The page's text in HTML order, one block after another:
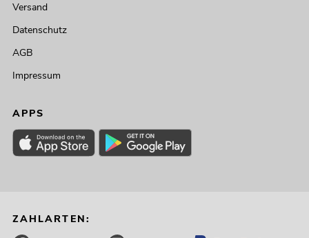
Versand
Datenschutz
AGB
Impressum
APPS
ZAHLARTEN: